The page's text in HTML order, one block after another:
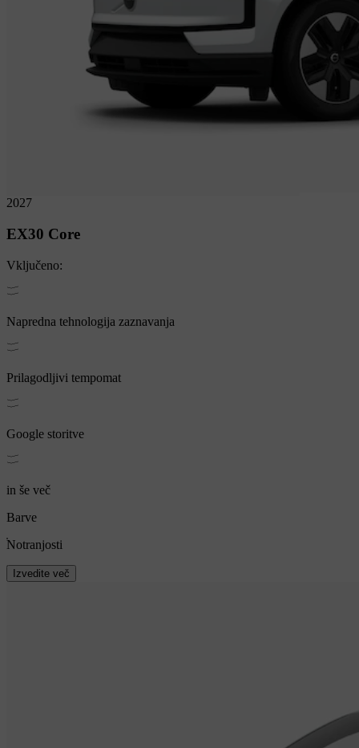
2027
EX30 Core
Vključeno:
Napredna tehnologija zaznavanja
Prilagodljivi tempomat
Google storitve
in še več
Barve
Notranjosti
Izvedite več